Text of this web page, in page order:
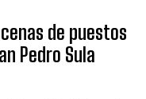
de puestos
Pedro Sula